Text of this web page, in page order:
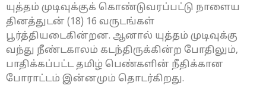
யுத்தம் முடிவுக்குக் கொண்டுவரப்பட்டு நாளைய
தினத்துடன் (18) 16 வருடங்கள்
பூர்த்தியடைகின்றன. ஆனால் யுத்தம் முடிவுக்கு
வந்து நீண்டகாலம் கடந்திருக்கின்ற போதிலும்,
பாதிக்கப்பட்ட தமிழ் பெண்களின் நீதிக்கான
போராட்டம் இன்னமும் தொடர்கிறது.